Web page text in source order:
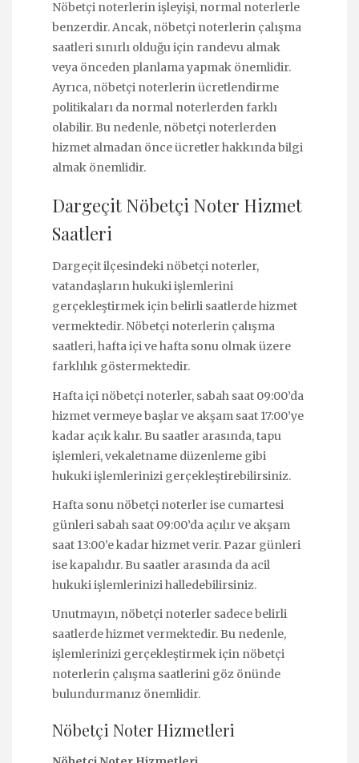
Nöbetçi noterlerin işleyişi, normal noterlerle
benzerdir. Ancak, nöbetçi noterlerin çalışma
saatleri sınırlı olduğu için randevu almak
veya önceden planlama yapmak önemlidir.
Ayrıca, nöbetçi noterlerin ücretlendirme
politikaları da normal noterlerden farklı
olabilir. Bu nedenle, nöbetçi noterlerden
hizmet almadan önce ücretler hakkında bilgi
almak önemlidir.
Dargeçit Nöbetçi Noter Hizmet
Saatleri
Dargeçit ilçesindeki nöbetçi noterler,
vatandaşların hukuki işlemlerini
gerçekleştirmek için belirli saatlerde hizmet
vermektedir. Nöbetçi noterlerin çalışma
saatleri, hafta içi ve hafta sonu olmak üzere
farklılık göstermektedir.
Hafta içi nöbetçi noterler, sabah saat 09:00’da
hizmet vermeye başlar ve akşam saat 17:00’ye
kadar açık kalır. Bu saatler arasında, tapu
işlemleri, vekaletname düzenleme gibi
hukuki işlemlerinizi gerçekleştirebilirsiniz.
Hafta sonu nöbetçi noterler ise cumartesi
günleri sabah saat 09:00’da açılır ve akşam
saat 13:00’e kadar hizmet verir. Pazar günleri
ise kapalıdır. Bu saatler arasında da acil
hukuki işlemlerinizi halledebilirsiniz.
Unutmayın, nöbetçi noterler sadece belirli
saatlerde hizmet vermektedir. Bu nedenle,
işlemlerinizi gerçekleştirmek için nöbetçi
noterlerin çalışma saatlerini göz önünde
bulundurmanız önemlidir.
Nöbetçi Noter Hizmetleri